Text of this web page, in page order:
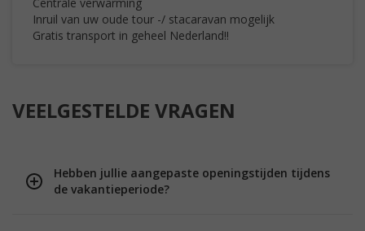
Inruil van uw oude tour -/ stacaravan mogelijk
Gratis transport in geheel Nederland!!
VEELGESTELDE VRAGEN
Hebben jullie aangepaste openingstijden tijdens
de vakantieperiode?